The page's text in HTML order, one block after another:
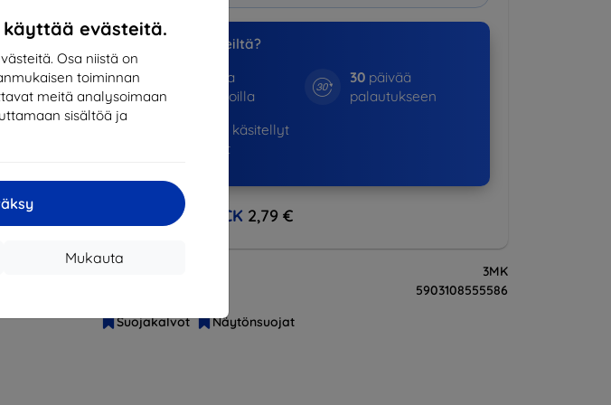
käyttää evästeitä.
Osa niistä on
toiminnan
meitä analysoimaan
sisältöä ja
Mukauta
Miksi ostaa meiltä?
vuotta
markkinoilla
30päivää
palautukseen
käsitellyt
tilaukset
CASHBACK 2,79 €
3MK
5903108555586
Suojakalvot
Näytönsuojat